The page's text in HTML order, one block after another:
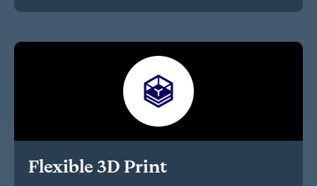
Flexible 3D Print